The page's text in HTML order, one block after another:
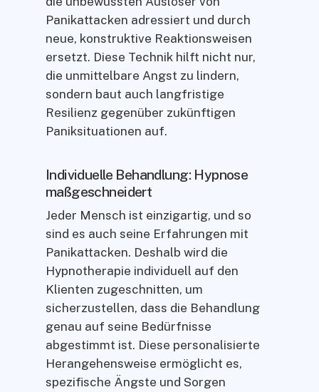
Panikattacken adressiert und durch
neue, konstruktive Reaktionsweisen
ersetzt. Diese Technik hilft nicht nur,
die unmittelbare Angst zu lindern,
sondern baut auch langfristige
Resilienz gegenüber zukünftigen
Paniksituationen auf.
Individuelle Behandlung: Hypnose
maßgeschneidert
Jeder Mensch ist einzigartig, und so
sind es auch seine Erfahrungen mit
Panikattacken. Deshalb wird die
Hypnotherapie individuell auf den
Klienten zugeschnitten, um
sicherzustellen, dass die Behandlung
genau auf seine Bedürfnisse
abgestimmt ist. Diese personalisierte
Herangehensweise ermöglicht es,
spezifische Ängste und Sorgen